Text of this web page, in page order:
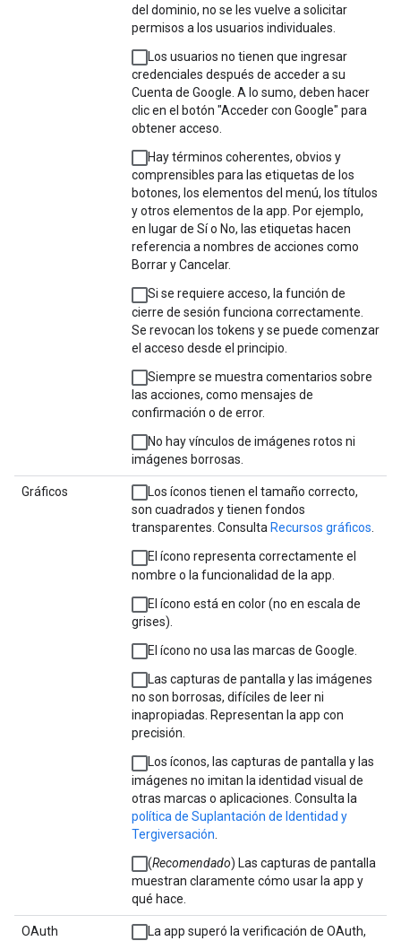
del dominio, no se les vuelve a solicitar
permisos a los usuarios individuales.
Los usuarios no tienen que ingresar
credenciales después de acceder a su
Cuenta de Google. A lo sumo, deben hacer
clic en el botón "Acceder con Google" para
obtener acceso.
Hay términos coherentes, obvios y
comprensibles para las etiquetas de los
botones, los elementos del menú, los títulos
y otros elementos de la app. Por ejemplo,
en lugar de Sí o No, las etiquetas hacen
referencia a nombres de acciones como
Borrar y Cancelar.
Si se requiere acceso, la función de
cierre de sesión funciona correctamente.
Se revocan los tokens y se puede comenzar
el acceso desde el principio.
Siempre se muestra comentarios sobre
las acciones, como mensajes de
confirmación o de error.
No hay vínculos de imágenes rotos ni
imágenes borrosas.
Gráficos
Los íconos tienen el tamaño correcto,
son cuadrados y tienen fondos
transparentes. Consulta Recursos gráficos.
El ícono representa correctamente el
nombre o la funcionalidad de la app.
El ícono está en color (no en escala de
grises).
El ícono no usa las marcas de Google.
Las capturas de pantalla y las imágenes
no son borrosas, difíciles de leer ni
inapropiadas. Representan la app con
precisión.
Los íconos, las capturas de pantalla y las
imágenes no imitan la identidad visual de
otras marcas o aplicaciones. Consulta la
política de Suplantación de Identidad y
Tergiversación
(Recomendado) Las capturas de pantalla
muestran claramente cómo usar la app y
qué hace.
OAuth
La app superó la verificación de OAuth,